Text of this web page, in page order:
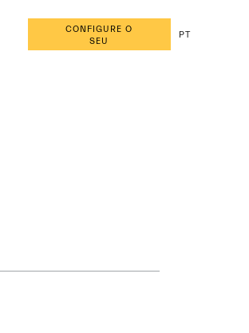
CONFIGURE O
SEU
PT